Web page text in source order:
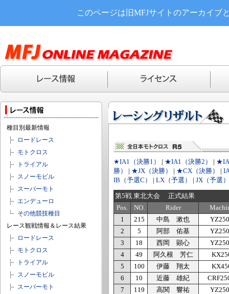
このページは旧MFJサイトのアーカイブ
種目別最新情報
ロードレース
モトクロス
トライアル
スノーモビル
スーパーモト
エンデューロ
その他競技種目
レース観戦情報＆レース結果
ロードレース
モトクロス
トライアル
スノーモビル
スーパーモト
★IA1（決勝1） | ★IA1（決勝2） |
勝）
| ★JX（決勝） | ★CX（決勝） |
IB（予選C）
| LX（予選） | JX（予選）
第5戦 東北大会 正式結果
Pos.
NO. Rider
1
215 中島 漱也
2
5 阿部 佑基
3
18 西岡 顕心
4
49 阿久根 芳仁
5
100 伊藤 翔太
6
10 近藤 雄紀
7
119 高関 響祐